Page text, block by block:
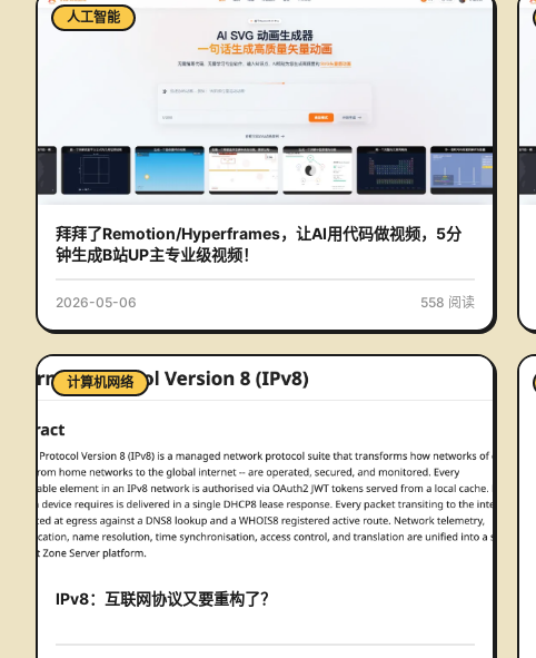
人工智能
拜拜了Remotion/Hyperframes，让AI用代码做视频，5分
钟生成B站UP主专业级视频！
2026-05-06 558 阅读
计算机网络
IPv8：互联网协议又要重构了？